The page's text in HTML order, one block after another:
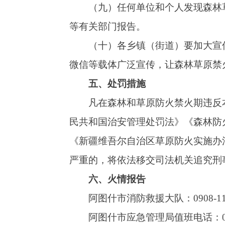
阿图什市林草工作站值班电话：0908-
全国统一森林草原防火报警电话：12119